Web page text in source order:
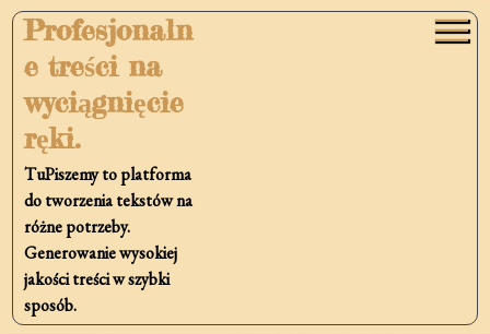
Skip
content
Profesjonaln
e treści na
wyciągnięcie
ręki.
TuPiszemy to platforma
do tworzenia tekstów na
różne potrzeby.
Generowanie wysokiej
jakości treści w szybki
sposób.